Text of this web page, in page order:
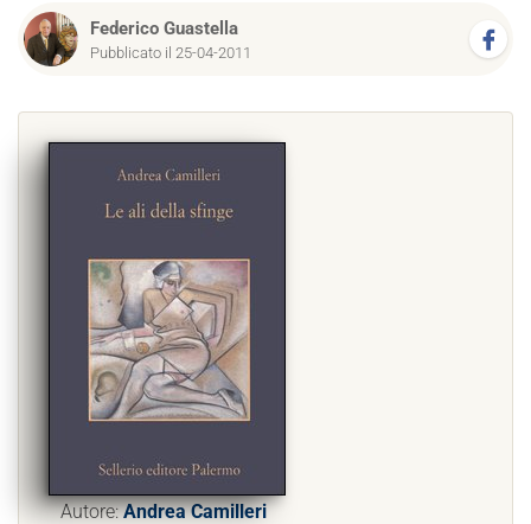
Federico Guastella
Pubblicato il 25-04-2011
Autore:Andrea Camilleri